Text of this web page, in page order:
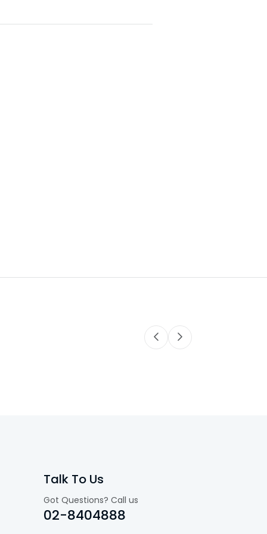
Talk To Us
Got Questions? Call us
02-8404888